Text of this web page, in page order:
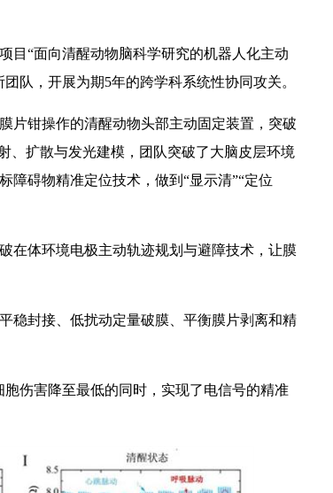
“面向清醒动物脑科学研究的机器人化主动
队，开展为期5年的跨学科系统性协同攻关。
钳操作的清醒动物头部主动固定装置，突破
、扩散与发光建模，团队突破了大脑皮层环境
障碍物精准定位技术，做到“显示清”“定位
体环境电极主动轨迹规划与避障技术，让膜
封接、低扰动定量破膜、平衡膜片剥离和精
伤害降至最低的同时，实现了电信号的精准